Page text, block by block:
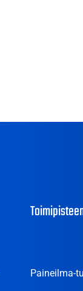
Paineilma-